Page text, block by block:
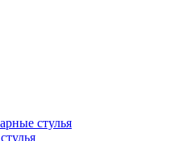
стулья